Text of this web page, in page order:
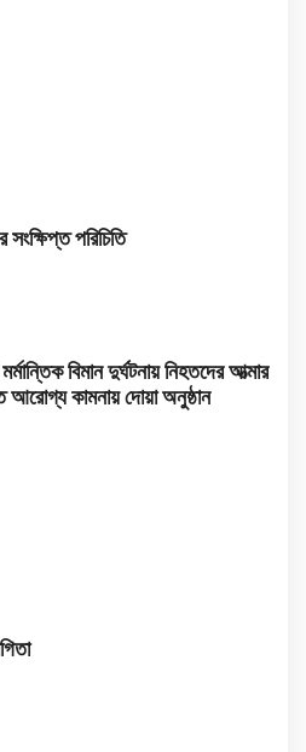
পরিচিতি
বিমান দুর্ঘটনায় নিহতদের আত্মার
কামনায় দোয়া অনুষ্ঠান